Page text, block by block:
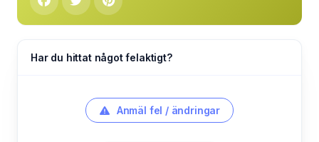
Har du hittat något felaktigt?
Anmäl fel / ändringar